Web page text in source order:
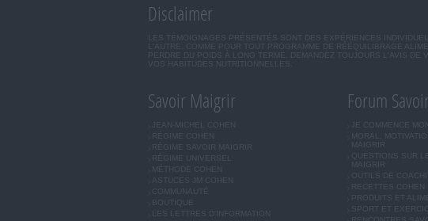
Disclaimer
LES TÉMOIGNAGES PRÉSENTÉS SONT DES EXPÉRIENCES
L'AUTRE. COMME POUR TOUT PROGRAMME DE RÉÉQUILIBRAGE
PERDRE DU POIDS À LONG TERME. DEMANDEZ TOUJOURS L'AVIS
VOS HABITUDES NUTRITIONNELLES.
Savoir Maigrir
JEAN-MICHEL COHEN
RÉGIME COHEN
RÉGIME SAVOIR MAIGRIR
RÉGIME UNIVERSEL
ASTUCES JM COHEN
COMMUNAUTÉ
LES LETTRES D'INFORMATION
Forum
JE COMMENCE
MORAL,
MAIGRIR
QUESTIONS SUR
MAIGRIR
OUTILS DE
RECETTES COHEN
PRODUITS ET
SPORT ET